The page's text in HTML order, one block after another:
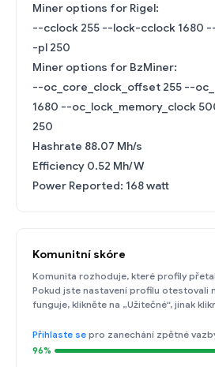
Miner options for Rigel:
--cclock 255 --lock-cclock 1680
-pl 250
Miner options for BzMiner:
--oc_core_clock_offset 255 --
1680 --oc_lock_memory_clock
250
Hashrate 88.07 Mh/s
Efficiency 0.52 Mh/W
Power Reported: 168 watt
Komunitní skóre
Komunita rozhoduje, které profily
Pokud jste nastavení profilu otestovali
funguje, klikněte na „Užitečné“, jinak
Přihlaste se pro zanechání zpětné
96%